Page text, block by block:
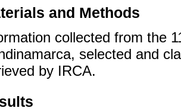
and Methods
collected from the
selected and
by IRCA.